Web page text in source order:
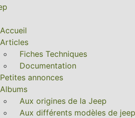
Accueil
Articles
Fiches Techniques
Documentation
Petites annonces
Albums
Aux origines de la Jeep
Aux différents modèles de